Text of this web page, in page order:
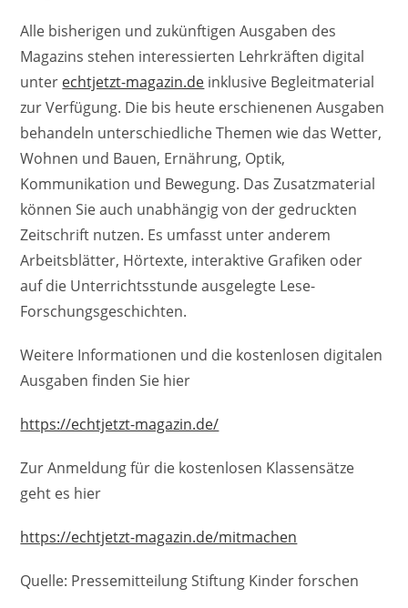
Alle bisherigen und zukünftigen Ausgaben des
Magazins stehen interessierten Lehrkräften digital
unter echtjetzt-magazin.de inklusive Begleitmaterial
zur Verfügung. Die bis heute erschienenen Ausgaben
behandeln unterschiedliche Themen wie das Wetter,
Wohnen und Bauen, Ernährung, Optik,
Kommunikation und Bewegung. Das Zusatzmaterial
können Sie auch unabhängig von der gedruckten
Zeitschrift nutzen. Es umfasst unter anderem
Arbeitsblätter, Hörtexte, interaktive Grafiken oder
auf die Unterrichtsstunde ausgelegte Lese-
Forschungsgeschichten.
Weitere Informationen und die kostenlosen digitalen
Ausgaben finden Sie hier
https://echtjetzt-magazin.de/
Zur Anmeldung für die kostenlosen Klassensätze
geht es hier
https://echtjetzt-magazin.de/mitmachen
Quelle: Pressemitteilung Stiftung Kinder forschen